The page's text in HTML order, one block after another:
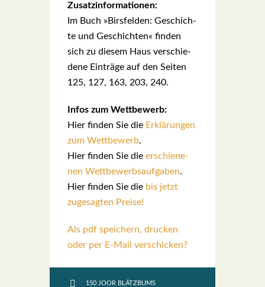
Zusatz­in­for­ma­tio­nen:
Im Buch »Birs­fel­den: Geschich­
te und Geschich­ten« fin­den
sich zu die­sem Haus ver­schie­
de­ne Ein­trä­ge auf den Sei­ten
125, 127, 163, 203, 240.
Infos zum Wett­be­werb:
Hier fin­den Sie die Erklä­run­gen
zum Wett­be­werb.
Hier fin­den Sie die erschie­ne­
nen Wett­be­werbs­auf­ga­ben.
Hier fin­den Sie die bis jetzt
zuge­sag­ten Prei­se!
Als pdf speichern, drucken
oder per E-Mail verschicken?
150 JOOR BLÄTZBUMS